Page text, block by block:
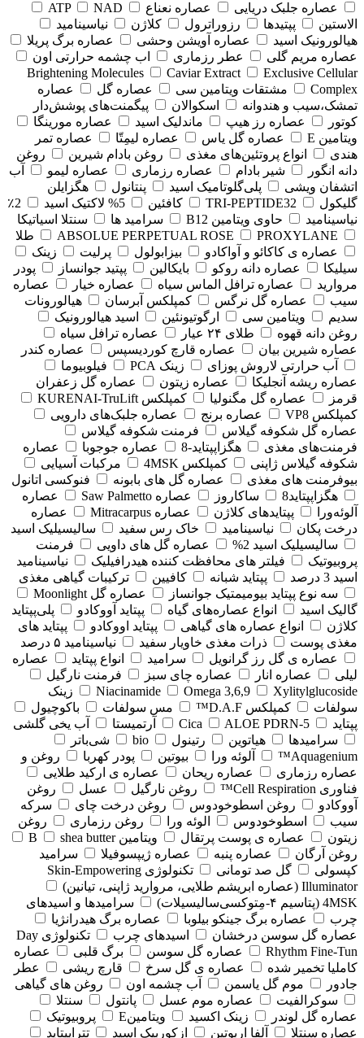
عصاره جلبک دریایی
عصاره نعناع ATP
NAD
الاستین
پپتیدها رزوراترول کلاژن
⁠نیاسینامید
هیالورونیک اسید
عصاره آویشن وحشی
عصاره برگ پریلا
عصاره مریم گلی
عطر رزماری
اب چشمه حرارتی اون
Brightening Molecules
Caviar Extract
Exclusive Cellular
Complex
مشتقات ویتامین سی عصاره گل
عصاره
تمشک،سیب و هندوانه
اسکوالان
پیگمنت‌های پوشش‌دار
کوتور
عصاره رز هیپ ماندلیک اسید
عصاره مورینگا
ویتامین E
عصاره گل یاس عصاره لیمِتّا
عصاره تمر
هندی
انواع پروتئین‌های مغذی روغن بادام شیرین
روغن
دانه انگور
شیر بادام عصاره رزماری عصاره لیمو
آب
اتشفان ویشی
پلی‌گلوتامیک اسید پنتانول
هگزایلن
گلیکول
TRI-PEPTIDE32 کافئین 5% لاکتیک اسید
2٪
نیاسینامید
حاوی ویتامین B12 سرامید ها
سنتلا اسیاتیکا
ABSOLUE PERPETUAL ROSE
PROXYLANE
طلا
عصاره ی کاکائو و آواکادو
بیزابولول پرلیت
زینک
سیلیکا
عصاره دانه روکو بایکالین پپتید جوانساز
پودر
مروارید
عصاره ترافل الماس سیاه عصاره خیار
عصاره
سیب
عصاره گل نرگس کمپلکس آبرسان
هیالورونات
سدیم
ویتامین سی ارگوتیونئین
اسید هیالورونیک
روغن دانه قهوه
طلای ۲۴ عیار
عصاره ترافل سیاه
عصاره شیرین بیان
عصاره قارچ کوردیسپس
عصاره کندر
آب حرارتی لاروش پوزای
زینک PCA
فیلوبیوما
عصاره ریشه آنجلیکا
عصاره زیتون
عصاره گل زعفران
قرمز
عصاره گل مگنولیا
کمپلکس KURENAI-TruLift
کمپلکس VP8
عصاره برنج
عصاره جلبک‌های دارویی
عصاره گل شکوفه گیلاس
فرمنت شکوفه گیلاس
فرمنت‌های مغذی
هگزاپپتاید-8 عصاره جوجوبا
عصاره
شکوفه گیلاس ژاپنی
کمپلکس 4MSK
مرکبات آسیایی
بیوفرمنت های مغذی
عصاره گل های بابونه
فنوکسی اتانول
هگزاپپتاید8
ساکاروز عصاره Saw Palmetto
عصاره
آلوئه‌ورا
پپتایدهای کلاژن عصاره Mitracarpus
عصاره
درخت پکان
نیاسینامید خاک رس سفید
سالیسیلیک اسید
سالیسیلیک اسید 2%
عصاره گل های داویی
فرمنت
پروبیوتیک
فیلتر های محافظت کننده هیدرافیلیک
نیاسینامید
اسید 3 درصد
پپتاید شبانه کافیین
ترکیبات گیاهی مغذی
سه نوع پپتاید بیومیمتیک جوانساز
عصاره گل Moonlight
گالیک اسید
انواع عصاره‌های گیاه پپتاید آووکادو
پلی‌پپتاید
کلاژن
انواع عصاره های گیاهی پپتاید اووکادو
پپتاید های
مغذی پوست
ذرات مغذی خاویار سفید
نیاسینامید ۵ درصد
عصاره ی گل رز گرانویل
سرامید انواع پپتاید
عصاره
لیلی
عصاره انار عصاره چای سبز
فرمنت نارگیل
Niacinamide
Omega 3,6,9 Xylitylglucoside
زینک
سولفات
کمپلکس D.A.F™ مس سولفات
باکوچیول
پپتاید
5-Cica
ALOE PDRN آرتمیستا
آب یخی گلشی
سرامیدها
هیاتوین رتینول bio
شی‌باتر
Aquagenium™
آلوئه ورا بیوتین پودر کهربا
روغن و
عصاره رزماری
عصاره ریحان
عصاره ی ارکید طلایی
فناوری Cell Respiration™
روغن نارگیل عسل
روغن
آووکادو
روغن اسطوخودوس روغن درخت چای
سرکه
سیب
اسطوخودوس الوئه ورا روغن رزماری
روغن
زیتون
عصاره ی پوست پرتقال ویتامین Bshea butter
روغن آرگان
عصاره پنبه عصاره ژیپسوفیلا
سرامید
کپسولی
گل صد تومانی
تکنولوژی Skin-Empowering
Illuminator (عصاره ابریشم طلایی، مروارید ژاپنی، تیانین)
4MSK (پتاسیم ۴‑مِتوکسی‌سالیسیلات)
سرامیدها و اسیدهای
چرب
عصاره برگ جینکو بیلوبا
عصاره برگ هیدرانژیا
عصاره گل سوسن درخشان
اسیدهای چرب
تکنولوژی Day
Rhythm Fine‑Tun
عصاره گل سوسن برگ قلبی
عصاره
کاملیا تخمیر شده
عصاره ی گل سرخ قارچ ریشی
عطر
جادور
موم گل یاسمن آب چشمه اون
روغن های گیاهی
سوکرالفیت
عصاره موم عسل پانتول
سنتلا
عصاره گل لوندر
زینک اکسید ویتامینE
پروبیوتیک
عصاره سنتلا
آلفا اربوتین ازکوربیک اسید تتراپپتاید